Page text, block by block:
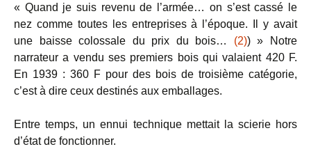
« Quand je suis revenu de l’armée… on s’est cassé le
nez comme toutes les entreprises à l’époque. Il y avait
une baisse colossale du prix du bois… (2)) » Notre
narrateur a vendu ses premiers bois qui valaient 420 F.
En 1939 : 360 F pour des bois de troisième catégorie,
c’est à dire ceux destinés aux emballages.
Entre temps, un ennui technique mettait la scierie hors
d’état de fonctionner.